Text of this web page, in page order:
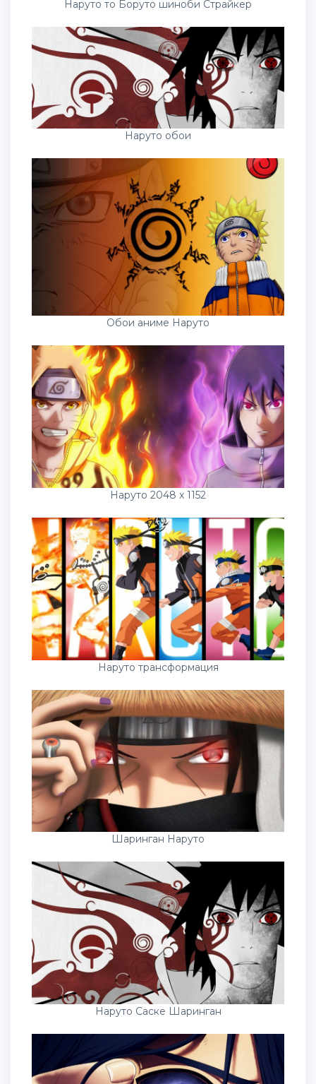
Наруто то Боруто шиноби Страйкер
Наруто обои
Обои аниме Наруто
Наруто 2048 x 1152
Наруто трансформация
Шаринган Наруто
Наруто Саске Шаринган